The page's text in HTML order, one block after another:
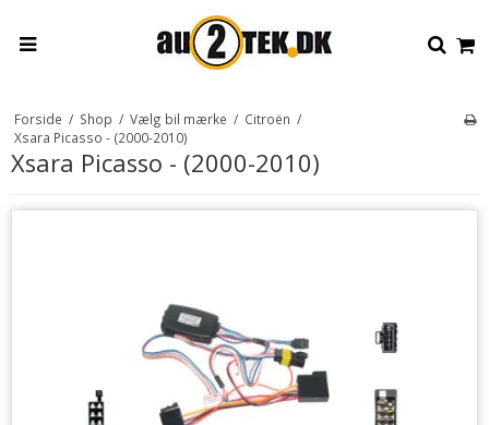
Forside / Shop / Vælg bil mærke / Citroën /
Xsara Picasso - (2000-2010)
Xsara Picasso - (2000-2010)